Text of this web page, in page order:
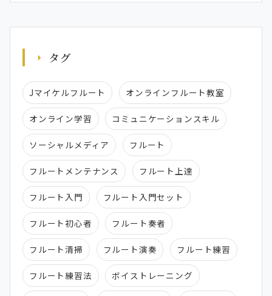
タグ
Jマイケルフルート オンラインフルート教室
オンライン学習 コミュニケーションスキル
ソーシャルメディア フルート
フルートメンテナンス フルート上達
フルート入門 フルート入門セット
フルート初心者 フルート奏者
フルート清掃 フルート演奏 フルート練習
フルート練習法 ボイストレーニング